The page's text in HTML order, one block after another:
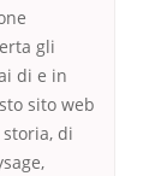
gli
di e in
sito web
di